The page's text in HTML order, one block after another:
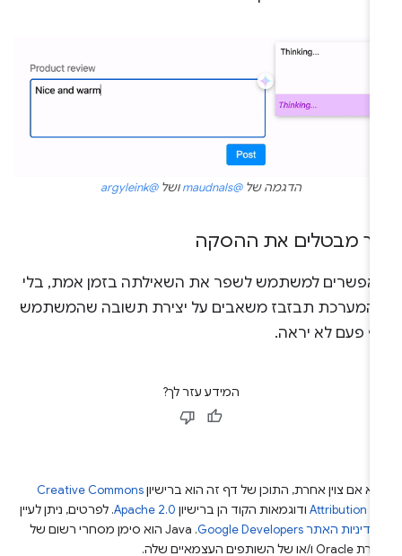
הדגמה של@maudnals ושל@argyleink
מבטלים את ההסקה
למשתמש לשפר את השאילתה בזמן אמת, בלי
תבזבז משאבים על יצירת תשובה שהמשתמש
פעם לא יראה.
המידע עזר לך?
אם צוין אחרת, התוכן של דף זה הוא ברישיוןCreative Commons
Attributionודוגמאות הקוד הן ברישיוןApache 2.0. לפרטים, ניתן לעיין
מדיניות האתר Google Developers‏
.‏ Java הוא סימן מסחרי רשום של